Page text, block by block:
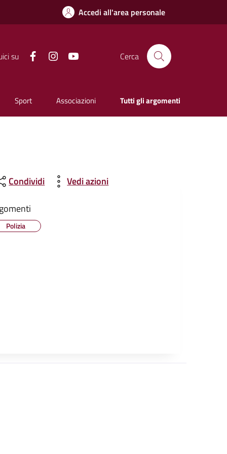
Accedi all'area personale
su Facebook Instagram Cerca
Sport Associazioni Tutti gli argomenti
Condividi
Vedi azioni
Polizia